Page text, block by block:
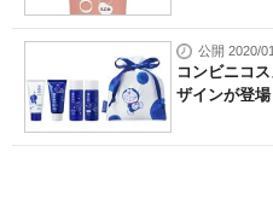
公開 2020/
コンビニコ
ザインが登